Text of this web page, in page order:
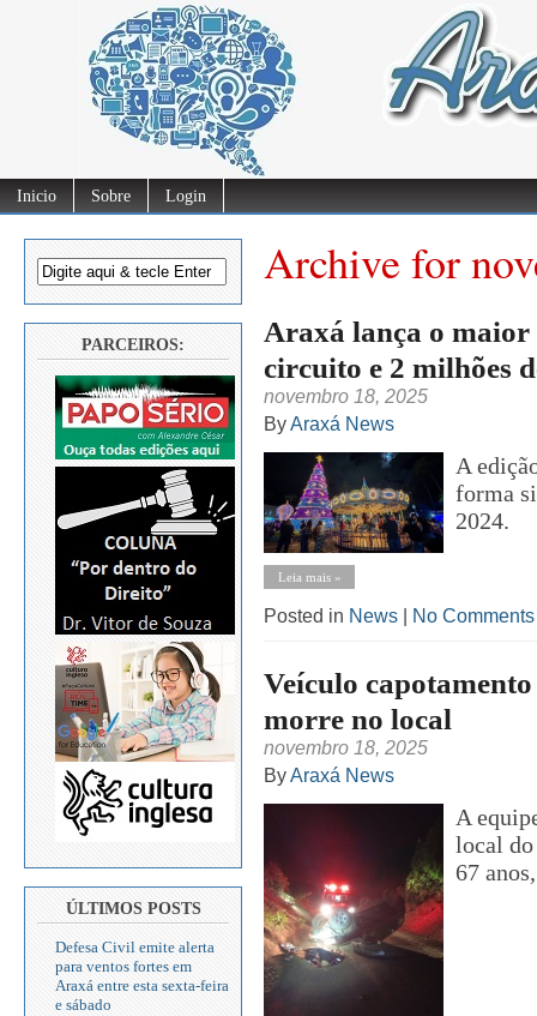
Inicio Sobre Login
PARCEIROS:
ÚLTIMOS POSTS
Defesa Civil emite alerta
para ventos fortes em
Araxá entre esta sexta-feira
e sábado
Archive for
Araxá lança o
circuito e 2 milhões
novembro 18, 2025
ByAraxá News
A
forma
2024.
Leia mais »
Posted in News No
Veículo
morre no local
novembro 18, 2025
ByAraxá News
A
local
67